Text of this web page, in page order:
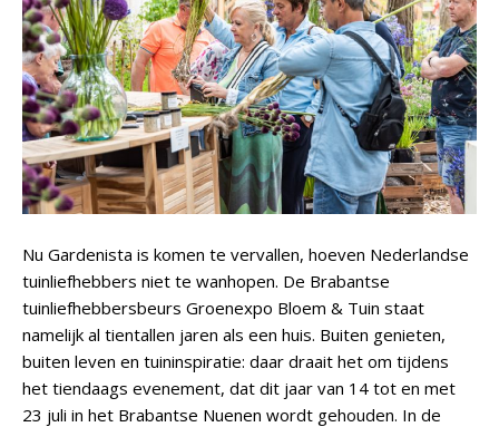
Nu Gardenista is komen te vervallen, hoeven Nederlandse
tuinliefhebbers niet te wanhopen. De Brabantse
tuinliefhebbersbeurs Groenexpo Bloem & Tuin staat
namelijk al tientallen jaren als een huis. Buiten genieten,
buiten leven en tuininspiratie: daar draait het om tijdens
het tiendaags evenement, dat dit jaar van 14 tot en met
23 juli in het Brabantse Nuenen wordt gehouden. In de